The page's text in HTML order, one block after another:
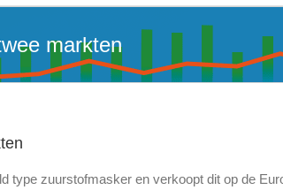
markten
type zuurstofmasker en verkoopt dit op de